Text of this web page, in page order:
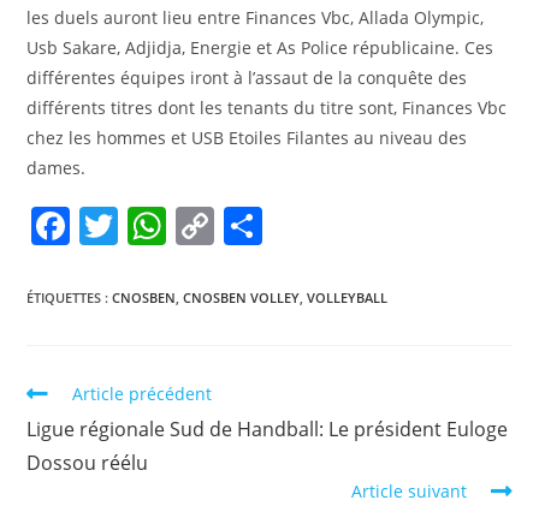
les duels auront lieu entre Finances Vbc, Allada Olympic,
Usb Sakare, Adjidja, Energie et As Police républicaine. Ces
différentes équipes iront à l’assaut de la conquête des
différents titres dont les tenants du titre sont, Finances Vbc
chez les hommes et USB Etoiles Filantes au niveau des
dames.
F
c
b
o
o
T
itt
W
at
A
p
C
p
n
ta
ÉTIQUETTES :CNOSBEN CNOSBEN VOLLEY VOLLEYBALL
Article précédent
Ligue régionale Sud de Handball: Le président Euloge
Dossou réélu
Article suivant